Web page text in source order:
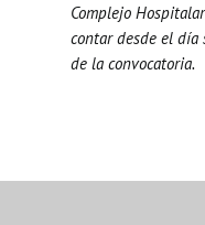
Complejo
contar desde el
de la convocatoria.